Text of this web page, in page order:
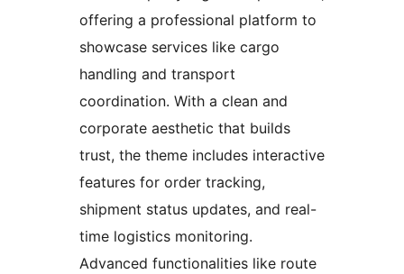
offering a professional platform to
showcase services like cargo
handling and transport
coordination. With a clean and
corporate aesthetic that builds
trust, the theme includes interactive
features for order tracking,
shipment status updates, and real-
time logistics monitoring.
Advanced functionalities like route